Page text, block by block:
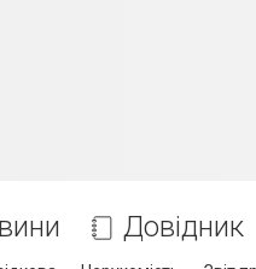
Довідник